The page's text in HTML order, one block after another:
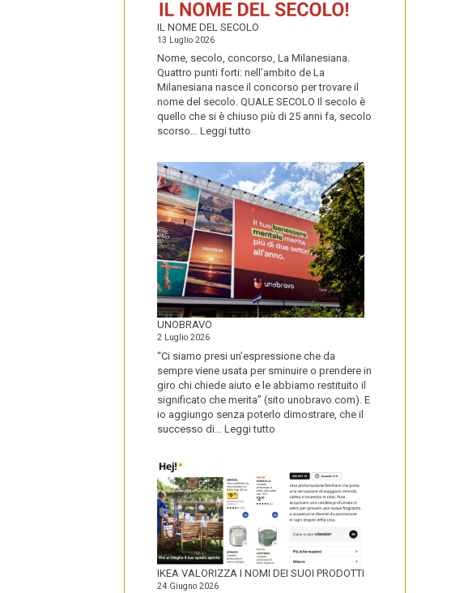
IL NOME DEL SECOLO
13 Luglio 2026
Nome, secolo, concorso, La Milanesiana.
Quattro punti forti: nell’ambito de La
Milanesiana nasce il concorso per trovare il
nome del secolo. QUALE SECOLO Il secolo è
quello che si è chiuso più di 25 anni fa, secolo
scorso… Leggi tutto
NOME
DEL
SECOLO
UNOBRAVO
2 Luglio 2026
“Ci siamo presi un’espressione che da
sempre viene usata per sminuire o prendere in
giro chi chiede aiuto e le abbiamo restituito il
significato che merita” (sito unobravo.com). E
io aggiungo senza poterlo dimostrare, che il
successo di… Leggi tutto
IKEA VALORIZZA I NOMI DEI SUOI PRODOTTI
24 Giugno 2026